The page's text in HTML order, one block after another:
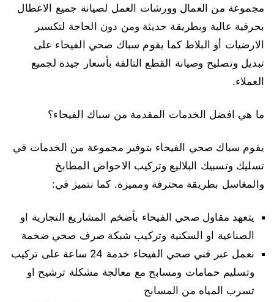
مجموعة من العمال وورشات العمل لصيانة جميع الاعطال
بحرفية عالية وبطريقة حديثة ومن دون الحاجة لتكسير
الارضيات أو البلاط كما يقوم سباك صحي الفيحاء على
تبديل وتصليح وصيانة القطع التالفة بأسعار جيدة لجميع
العملاء.
ما هي افضل الخدمات المقدمة من سباك الفيحاء؟
يقوم سباك صحي الفيحاء بتوفير مجموعة من الخدمات في
تسليك وتسبيك البلاليع وتركيب الاحواض المطابخ
والمغاسل بطريقة محترفة ومميزة. كما نتميز في:
يتعهد مقاول صحي الفيحاء بأضخم المشاريع التجارية او
الصناعية او السكنية وتركيب شبكة صرف صحي ضخمة
نعمل عبر فني صحي الفيحاء خدمة 24 ساعة على تركيب
وتسليم حمامات ومسابح مع معالجة مشكلة ترشيح او
تسرب المياه من المسابح